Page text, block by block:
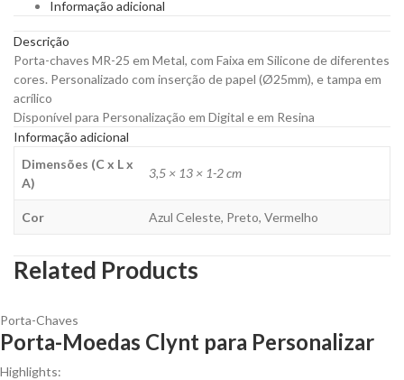
para
quantity
Informação adicional
Descrição
Porta-chaves MR-25 em Metal, com Faixa em Silicone de diferentes
cores. Personalizado com inserção de papel (Ø25mm), e tampa em
acrílico
Disponível para Personalização em Digital e em Resina
Informação adicional
Dimensões (C x L x
A)
3,5 × 13 × 1-2 cm
Cor Azul Celeste, Preto, Vermelho
Related Products
Porta-Chaves
Porta-Moedas Clynt para Personalizar
Highlights: